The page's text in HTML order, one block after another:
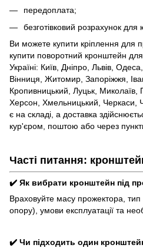
передоплата;
безготівковий розрахунок для
Ви можете купити кріплення для
купити поворотний кронштейн
Україні: Київ, Дніпро, Львів,
Вінниця, Житомир, Запоріжжя,
Кропивницький, Луцьк, Миколаїв,
Херсон, Хмельницький, Черкаси,
є на складі, а доставка
кур'єром, поштою або через
Часті питання:
✔️ Як вибрати кронштейн під
Враховуйте масу прожектора, тип
опору), умови експлуатації та
✔️ Чи підходить один